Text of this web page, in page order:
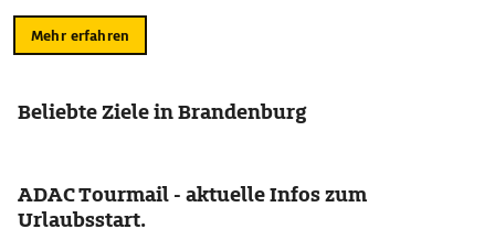
Mehr erfahren
Beliebte Ziele in Brandenburg
ADAC Tourmail - aktuelle Infos zum
Urlaubsstart.